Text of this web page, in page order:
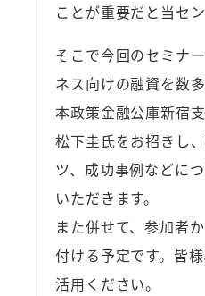
ことが重要だと当セ
そこで今回のセミナ
ネス向けの融資を数
本政策金融公庫新宿
松下圭氏をお招きし
ツ、成功事例などに
いただきます。
また併せて、参加者
付ける予定です。皆
活用ください。